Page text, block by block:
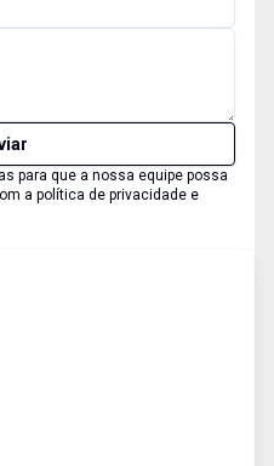
para que a nossa equipe possa
a política de privacidade e